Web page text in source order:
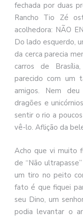
fechada por duas
Rancho Tio Zé
acolhedora: NÃO
Do lado esquerdo,
da cerca parecia
carros de
parecido com um
amigos. Nem
dragões e
sentir o rio a
vê-lo. Aflição da
Acho que vi muito
de “Não
um tiro no peito
fato é que fiquei
seu Dino, um
podia levantar o